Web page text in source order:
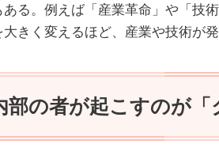
る。例えば「産業革命」や「技
きく変えるほど、産業や技術が
部の者が起こすのが「